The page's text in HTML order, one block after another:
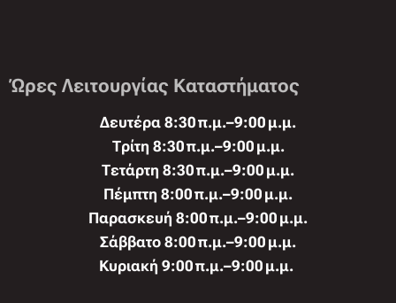
Ώρες Λειτουργίας Καταστήματος
Δευτέρα 8:30 π.μ.–9:00 μ.μ.
Τρίτη 8:30 π.μ.–9:00 μ.μ.
Τετάρτη 8:30 π.μ.–9:00 μ.μ.
Πέμπτη 8:00 π.μ.–9:00 μ.μ.
Παρασκευή 8:00 π.μ.–9:00 μ.μ.
Σάββατο 8:00 π.μ.–9:00 μ.μ.
Κυριακή 9:00 π.μ.–9:00 μ.μ.